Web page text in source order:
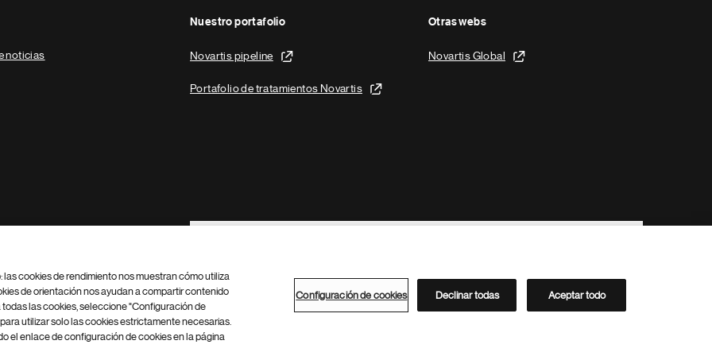
noticias
Nuestro portafolio
Novartis pipeline
Portafolio de tratamientos Novartis
Otras webs
Novartis Global
Footer Site Search
Configuración de cookies Mapa del sitio
Directorio de Novartis
cookies de rendimiento nos muestran cómo utiliza
de orientación nos ayudan a compartir contenido
las cookies, seleccione "Configuración de
utilizar solo las cookies estrictamente necesarias.
el enlace de configuración de cookies en la página
Configuración de cookies Declinar todas Aceptar todo